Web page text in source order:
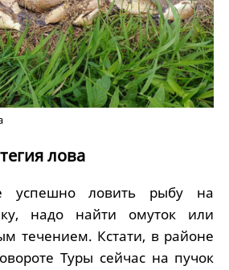
лова
успешно ловить рыбу на
надо найти омуток или
течением. Кстати, в районе
Туры сейчас на пучок